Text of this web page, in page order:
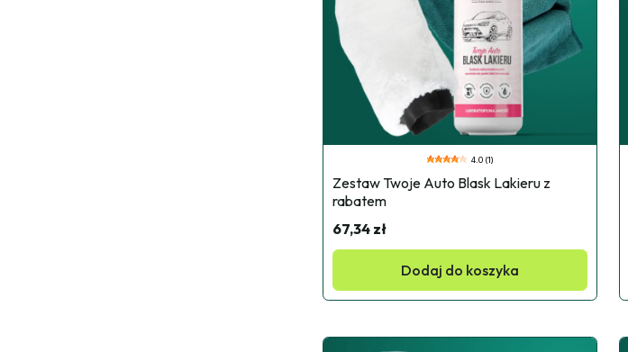
4.0 (1)
Zestaw Twoje Auto Blask Lakieru z
rabatem
67,34 zł
Dodaj do koszyka